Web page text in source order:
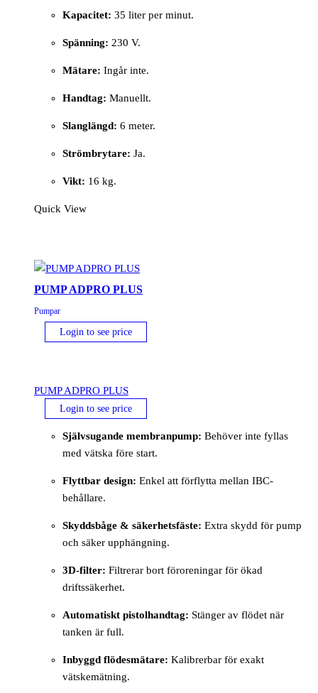
Kapacitet: 35 liter per minut.
Spänning: 230 V.
Mätare: Ingår inte.
Handtag: Manuellt.
Slanglängd: 6 meter.
Strömbrytare: Ja.
Vikt: 16 kg.
Quick View
PUMP ADPRO PLUS
Pumpar
Login to see price
PUMP ADPRO PLUS
Login to see price
Självsugande membranpump: Behöver inte fyllas
med vätska före start.
Flyttbar design: Enkel att förflytta mellan IBC-
behållare.
Skyddsbåge & säkerhetsfäste: Extra skydd för pump
och säker upphängning.
3D-filter: Filtrerar bort föroreningar för ökad
driftssäkerhet.
Automatiskt pistolhandtag: Stänger av flödet när
tanken är full.
Inbyggd flödesmätare: Kalibrerbar för exakt
vätskemätning.